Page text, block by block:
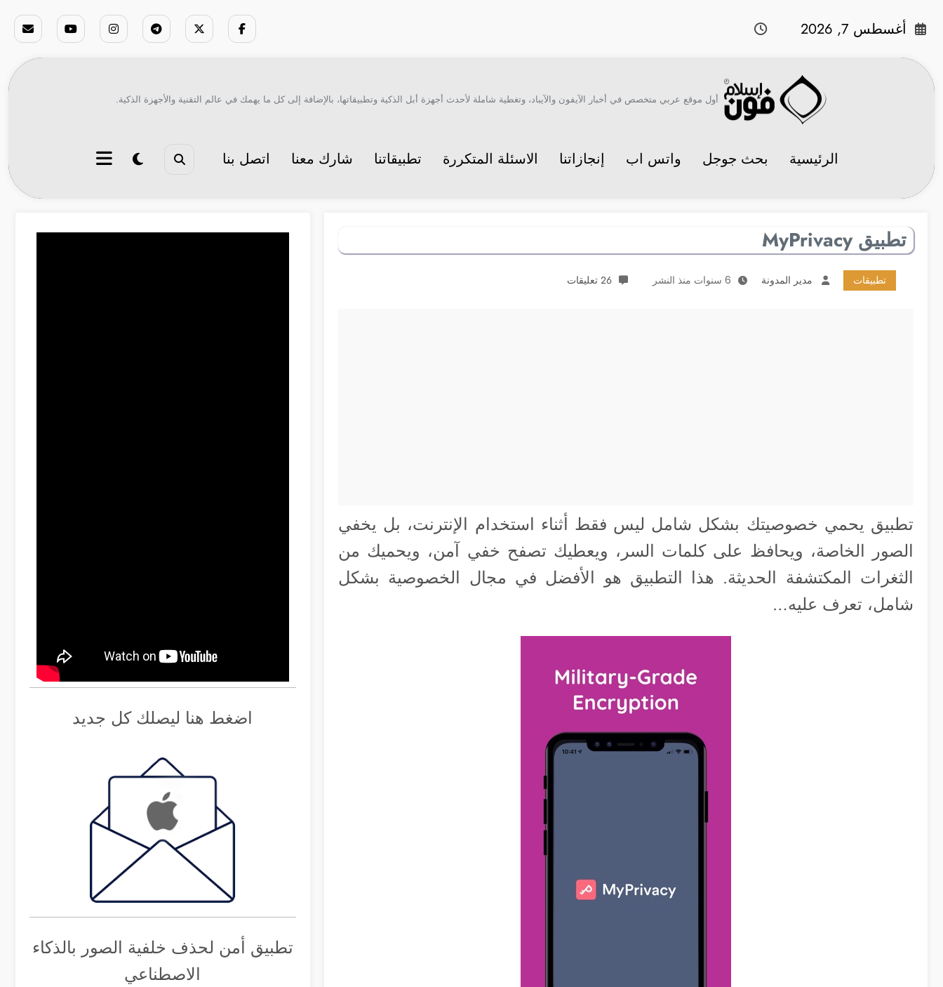
أغسطس 7, 2026
أول موقع عربي متخصص في أخبار الآيفون والآيباد، وتغطية شاملة لأحدث أجهزة أبل الذكية وتطبيقاتها، بالإضافة إلى كل ما يهمك في عالم التقنية والأجهزة الذكية.
الرئيسية بحث جوجل واتس اب إنجازاتنا الاسئلة المتكررة تطبيقاتنا شارك معنا اتصل بنا
تطبيق MyPrivacy
تطبيقات مدير المدونة 6 سنوات منذ النشر 26 تعليقات
تطبيق يحمي خصوصيتك بشكل شامل ليس فقط أثناء استخدام الإنترنت، بل يخفي
الصور الخاصة، ويحافظ على كلمات السر، ويعطيك تصفح خفي آمن، ويحميك من
الثغرات المكتشفة الحديثة. هذا التطبيق هو الأفضل في مجال الخصوصية بشكل
شامل، تعرف عليه…
اضغط هنا ليصلك كل جديد
تطبيق أمن لحذف خلفية الصور بالذكاء
الاصطناعي